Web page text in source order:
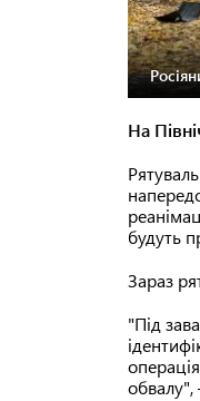
На
будуть
Зараз
"Під